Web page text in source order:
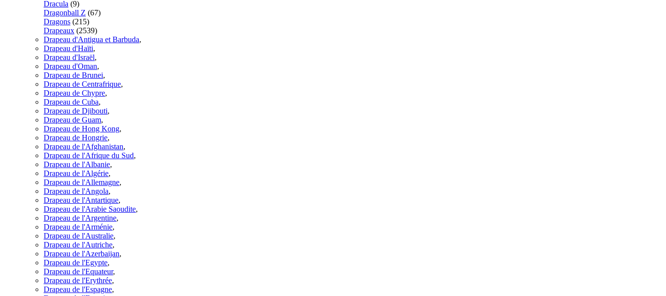
Dracula (9)
Dragonball Z (67)
Dragons (215)
Drapeaux (2539)
Drapeau d'Antigua et Barbuda,
Drapeau d'Haïti,
Drapeau d'Israël,
Drapeau d'Oman,
Drapeau de Brunei,
Drapeau de Centrafrique,
Drapeau de Chypre,
Drapeau de Cuba,
Drapeau de Djibouti,
Drapeau de Guam,
Drapeau de Hong Kong,
Drapeau de Hongrie,
Drapeau de l'Afghanistan,
Drapeau de l'Afrique du Sud,
Drapeau de l'Albanie,
Drapeau de l'Algérie,
Drapeau de l'Allemagne,
Drapeau de l'Angola,
Drapeau de l'Antartique,
Drapeau de l'Arabie Saoudite,
Drapeau de l'Argentine,
Drapeau de l'Arménie,
Drapeau de l'Australie,
Drapeau de l'Autriche,
Drapeau de l'Azerbaijan,
Drapeau de l'Egypte,
Drapeau de l'Equateur,
Drapeau de l'Erythrée,
Drapeau de l'Espagne,